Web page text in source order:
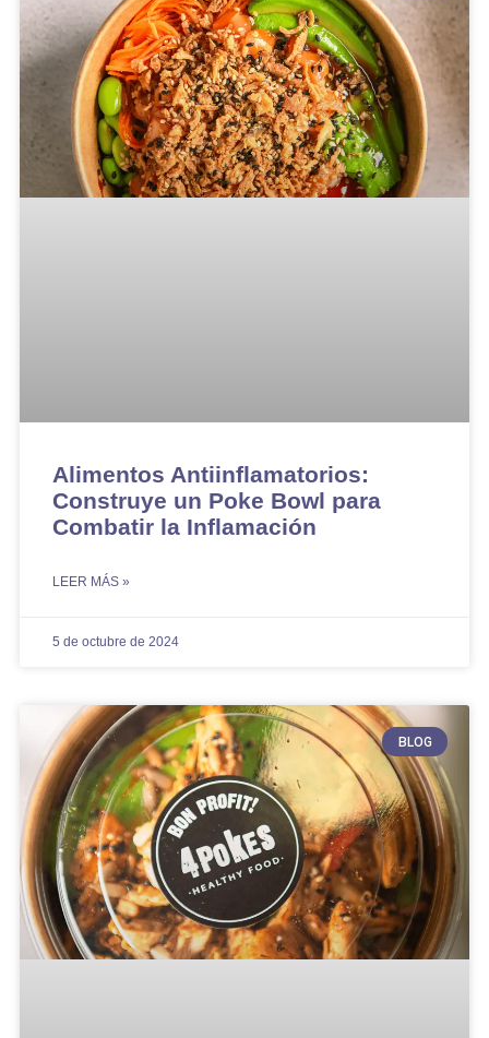
Alimentos Antiinflamatorios:
Construye un Poke Bowl para
Combatir la Inflamación
LEER MÁS »
5 de octubre de 2024
BLOG